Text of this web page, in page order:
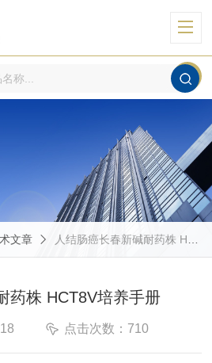
文章 人结肠癌长春新碱耐药株 HCT8V培养手册
药株 HCT8V培养手册
点击次数：710